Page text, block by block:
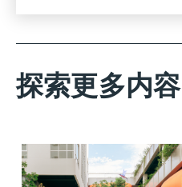
探索更多内容